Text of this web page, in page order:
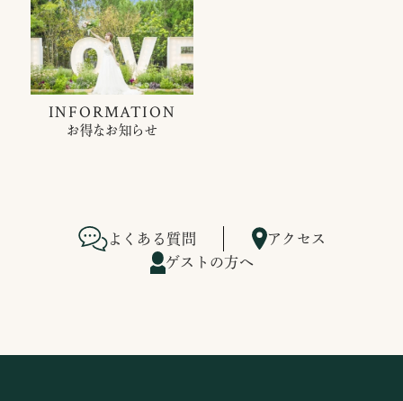
INFORMATION
お得なお知らせ
よくある質問
アクセス
ゲストの方へ